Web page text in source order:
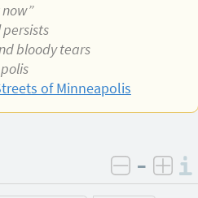
persists
bloody tears
of Minneapolis
negativ
–